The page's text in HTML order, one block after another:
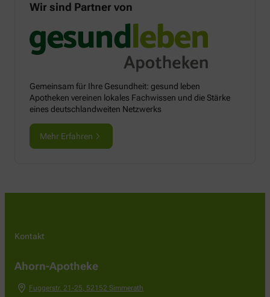
Wir sind Partner von
Gemeinsam für Ihre Gesundheit: gesund leben
Apotheken vereinen lokales Fachwissen und die Stärke
eines deutschlandweiten Netzwerks
Mehr Erfahren
Kontakt
Ahorn-Apotheke
Fuggerstr. 21-25, 52152 Simmerath